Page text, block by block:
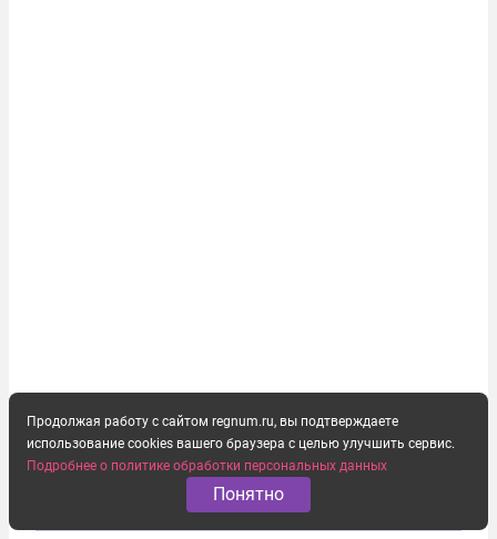
Продолжая работу с сайтом regnum.ru, вы подтверждаете
использование cookies вашего браузера с целью улучшить сервис.
Подробнее о политике обработки персональных данных
Понятно